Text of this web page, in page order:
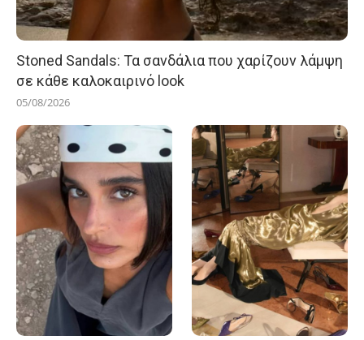
Stoned Sandals: Τα σανδάλια που χαρίζουν λάμψη
σε κάθε καλοκαιρινό look
05/08/2026